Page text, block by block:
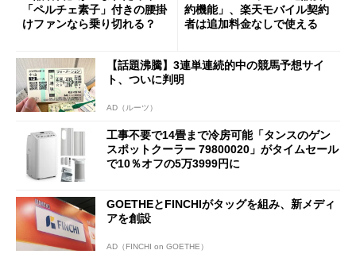
「ペルチェ素子」付きの腰掛
けファンなら乗り切れる？
約機能」、楽天モバイル契約
者は追加料金なしで使える
【話題沸騰】3連単連続的中の競馬予想サイ
ト、ついに判明
AD（ルーツ）
工事不要で14畳まで冷房可能「タンスのゲン
スポットクーラー 79800020」がタイムセール
で10％オフの5万3999円に
GOETHEとFINCHIがタッグを組み、新メディ
アを創設
AD（FINCHI on GOETHE）